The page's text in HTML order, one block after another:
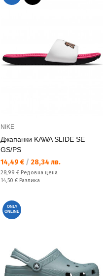
NIKE
Джапанки KAWA SLIDE SE
GS/PS
Текуща цена:
14,49 € / 28,34 лв.
Редовна цена:
28,99 € Редовна цена
Спестявате:
14,50 € Разлика
ONLY
ONLINE